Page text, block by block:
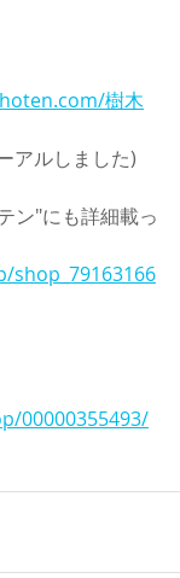
樹木
アルしました)
ン"にも詳細載っ
shop_79163166
00000355493/